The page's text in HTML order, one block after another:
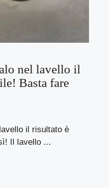
nel lavello il
Basta fare
il risultato è
Il lavello ...